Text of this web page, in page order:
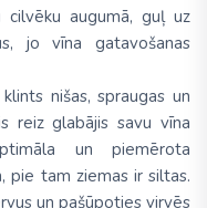
augumā, guļ uz
jo vīna gatavošanas
nišas, spraugas un
reiz glabājis savu vīna
un piemērota
pie tam ziemas ir siltas.
un pašūpoties virvēs